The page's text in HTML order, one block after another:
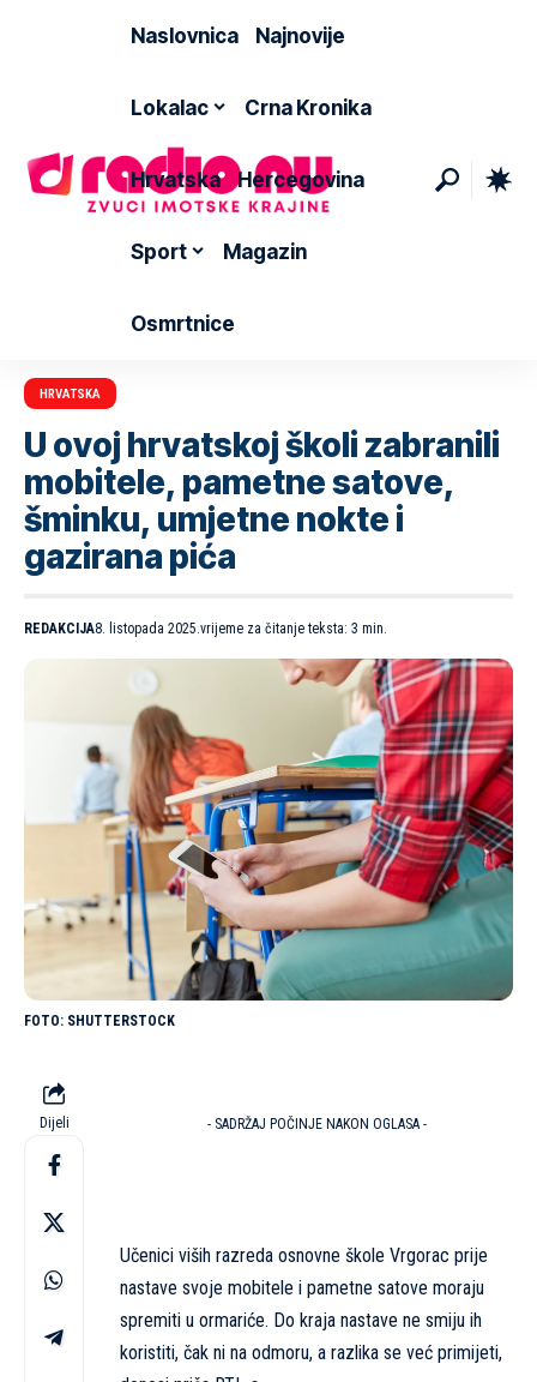
Naslovnica Najnovije
Lokalac Crna Kronika
Hrvatska Hercegovina
Sport Magazin
Osmrtnice
HRVATSKA
U ovoj hrvatskoj školi zabranili
mobitele, pametne satove,
šminku, umjetne nokte i
gazirana pića
REDAKCIJA8. listopada 2025.vrijeme za čitanje teksta: 3 min.
SHUTTERSTOCK
Dijeli - SADRŽAJ POČINJE NAKON OGLASA -
Učenici viših razreda osnovne škole Vrgorac prije
nastave svoje mobitele i pametne satove moraju
spremiti u ormariće. Do kraja nastave ne smiju ih
koristiti, čak ni na odmoru, a razlika se već primijeti,